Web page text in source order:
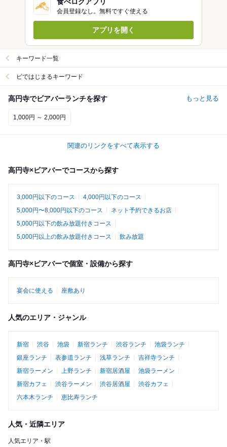
食べログアプリ
会員登録なし。無料ですぐ使える
アプリを開く
キーワード一覧
ビではじまるキーワード
高円寺でビアバーランチを探す もっと見る
1,000円 ～ 2,000円
関連のリンクをすべて表示する
高円寺×ビアバーでコースから探す
3,000円以下のコース
4,000円以下のコース
5,000円〜8,000円以下のコース
ネット予約できるお店
5,000円以下の飲み放題付きコース
5,000円以上の飲み放題付きコース
飲み放題
高円寺×ビアバーで個室・設備から探す
宴会に使える 座敷あり
人気のエリア・ジャンル
新宿 渋谷 池袋 新宿ランチ 渋谷ランチ
池袋ランチ
銀座ランチ
表参道ランチ 浅草ランチ
吉祥寺ランチ
新宿ラーメン
上野ランチ 新宿居酒屋
池袋ラーメン
新宿カフェ
渋谷ラーメン 渋谷居酒屋
渋谷カフェ
六本木ランチ
恵比寿ランチ
人気・近隣エリア
人気エリア・駅